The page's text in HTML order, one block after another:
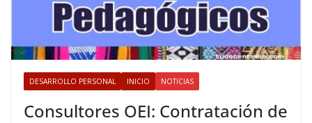
DESARROLLO PERSONAL INICIO NOTICIAS
Consultores OEI: Contratación de